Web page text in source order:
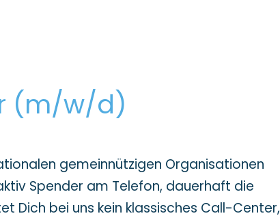
(m/w/d)
gemeinnützigen Organisationen
Spender am Telefon, dauerhaft die
Dich bei uns kein klassisches Call-Center,